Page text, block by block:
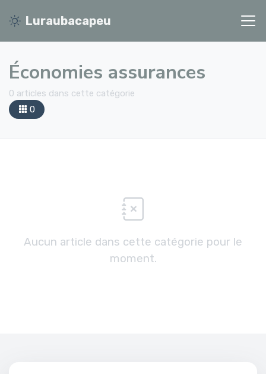
Luraubacapeu
Économies assurances
0 articles dans cette catégorie
0
Aucun article dans cette catégorie pour le
moment.